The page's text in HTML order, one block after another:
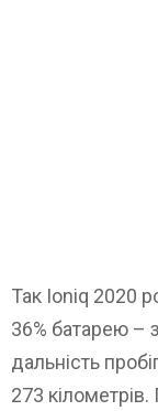
Так Ioniq 2020
36% батарею –
дальність
273